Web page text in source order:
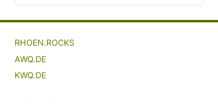
RHOEN.ROCKS
AWQ.DE
KWQ.DE